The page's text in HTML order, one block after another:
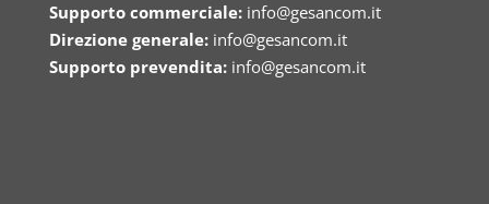
Supporto commerciale: info@gesancom.it
Direzione generale: info@gesancom.it
Supporto prevendita: info@gesancom.it